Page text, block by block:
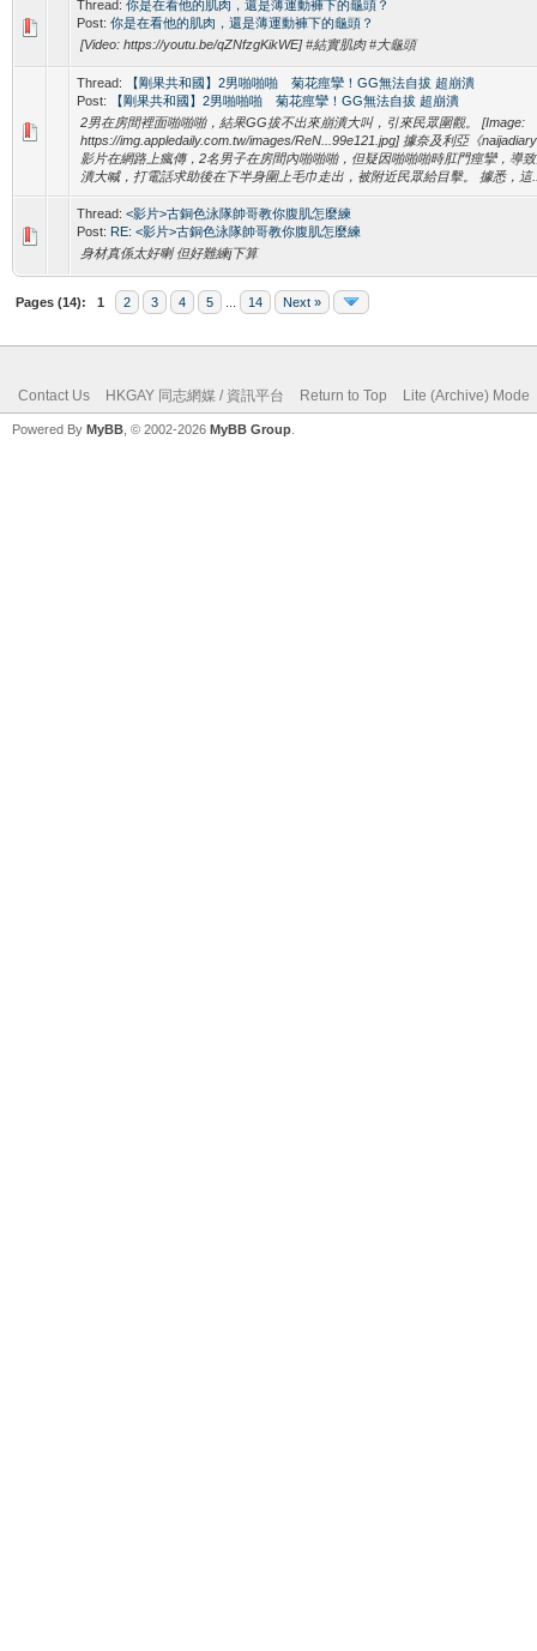
Thread: 你是在看他的肌肉，還是薄運動褲下的龜頭？
Post: 你是在看他的肌肉，還是薄運動褲下的龜頭？
[Video: https://youtu.be/qZNfzgKikWE] #結實肌肉 #大龜頭
Thread:
【剛果共和國】2男啪啪啪 菊花痙攣！GG無法自拔 超崩潰
Post:
【剛果共和國】2男啪啪啪 菊花痙攣！GG無法自拔 超崩潰
2男在房間裡面啪啪啪，結果GG拔不出來崩潰大叫，引來民眾圍觀。 [Image:
https://img.appledaily.com.tw/images/ReN...99e121.jpg] 據奈及利亞《
影片在網路上瘋傳，2名男子在房間內啪啪啪，但疑因啪啪啪時肛門痙攣，導
潰大喊，打電話求助後在下半身圍上毛巾走出，被附近民眾給目擊。 據悉，這
Thread: <影片>古銅色泳隊帥哥教你腹肌怎麼練
Post: RE: <影片>古銅色泳隊帥哥教你腹肌怎麼練
身材真係太好喇 但好難練j下算
Pages (14): 1 2 3 4 5 14 Next »
Contact Us HKGAY 同志網媒 / 資訊平台 Return to Top Lite (Archive) Mode
Powered By MyBB , © 2002-2026 MyBB Group